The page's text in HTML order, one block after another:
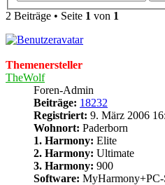
2 Beiträge • Seite 1 von 1
Themenersteller
TheWolf
Foren-Admin
Beiträge: 18232
Registriert: 9. März 2006
Wohnort: Paderborn
1. Harmony: Elite
2. Harmony: Ultimate
3. Harmony: 900
Software: